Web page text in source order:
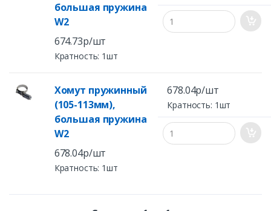
большая пружина
W2
674.73р/шт
Кратность: 1шт
Хомут пружинный
(105-113мм),
большая пружина
W2
678.04р/шт
Кратность: 1шт
678.04р/шт
Кратность: 1шт